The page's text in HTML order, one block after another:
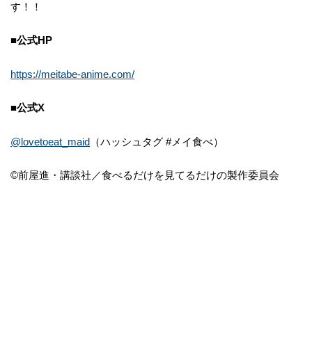
す！！
■公式HP
https://meitabe-anime.com/
■公式X
@lovetoeat_maid （ハッシュタグ #メイ食べ）
©前屋進・講談社／食べるだけを見てるだけの製作委員会